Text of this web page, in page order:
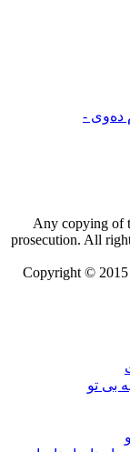
Any copying of
prosecution. All
Copyright © 2015
بی تو